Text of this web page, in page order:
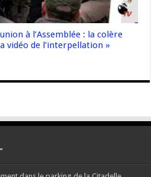
à l’Assemblée : la colère
vidéo de l’interpellation »